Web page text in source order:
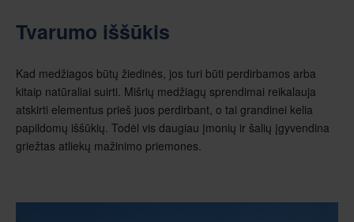
Tvarumo iššūkis
Kad medžiagos būtų žiedinės, jos turi būti perdirbamos arba
kitaip natūraliai suirti. Mišrių medžiagų sprendimai reikalauja
atskirti elementus prieš juos perdirbant, o tai grandinei kelia
papildomų iššūkių. Todėl vis daugiau įmonių ir šalių įgyvendina
griežtas atliekų mažinimo priemones.